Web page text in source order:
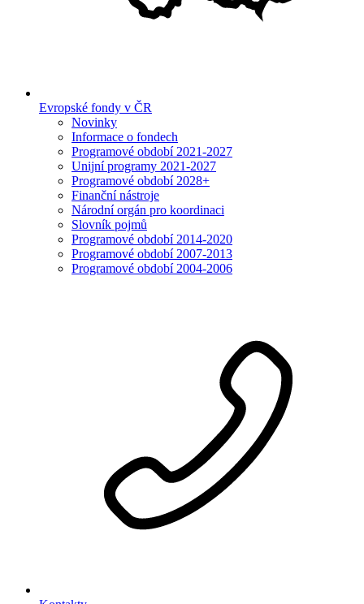
Evropské fondy v ČR
Novinky
Informace o fondech
Programové období 2021-2027
Unijní programy 2021-2027
Programové období 2028+
Finanční nástroje
Národní orgán pro koordinaci
Slovník pojmů
Programové období 2014-2020
Programové období 2007-2013
Programové období 2004-2006